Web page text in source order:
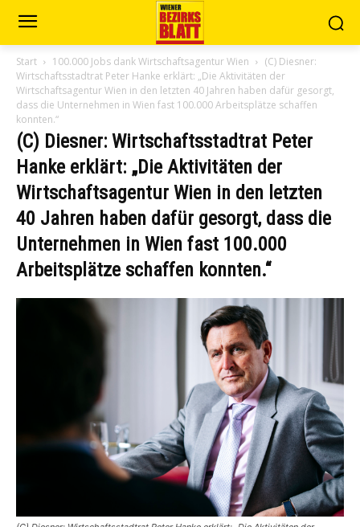
Start 100.000 Jobs dank Wirtschaftsagentur Wien
(C) Diesner:
Wirtschaftsstadtrat Peter Hanke erklärt: „Die Aktivitäten der
Wirtschaftsagentur Wien in den letzten 40 Jahren haben dafür gesorgt,
dass die Unternehmen in Wien fast 100.000 Arbeitsplätze schaffen
konnten.“
(C) Diesner: Wirtschaftsstadtrat Peter
Hanke erklärt: „Die Aktivitäten der
Wirtschaftsagentur Wien in den letzten
40 Jahren haben dafür gesorgt, dass die
Unternehmen in Wien fast 100.000
Arbeitsplätze schaffen konnten.“